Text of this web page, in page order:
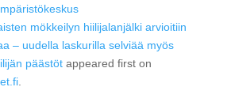
mökkeilyn hiilijalanjälki arvioitiin
– uudella laskurilla selviää myös
päästötappeared first on
.